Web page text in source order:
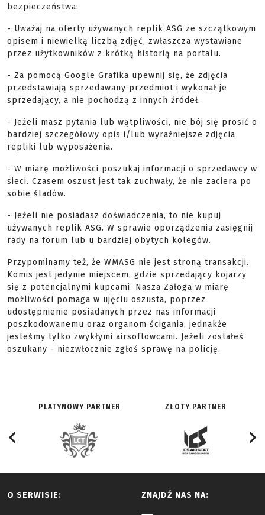
bezpieczeństwa:
- Uważaj na oferty używanych replik ASG ze szczątkowym
opisem i niewielką liczbą zdjęć, zwłaszcza wystawiane
przez użytkowników z krótką historią na portalu.
- Za pomocą Google Grafika upewnij się, że zdjęcia
przedstawiają sprzedawany przedmiot i wykonał je
sprzedający, a nie pochodzą z innych źródeł.
- Jeżeli masz pytania lub wątpliwości, nie bój się prosić o
bardziej szczegółowy opis i/lub wyraźniejsze zdjęcia
repliki lub wyposażenia.
- W miarę możliwości poszukaj informacji o sprzedawcy w
sieci. Czasem oszust jest tak zuchwały, że nie zaciera po
sobie śladów.
- Jeżeli nie posiadasz doświadczenia, to nie kupuj
używanych replik ASG. W sprawie oporządzenia zasięgnij
rady na forum lub u bardziej obytych kolegów.
Przypominamy też, że WMASG nie jest stroną transakcji.
Komis jest jedynie miejscem, gdzie sprzedający kojarzy
się z potencjalnymi kupcami. Nasza Załoga w miarę
możliwości pomaga w ujęciu oszusta, poprzez
udostępnienie posiadanych przez nas informacji
poszkodowanemu oraz organom ścigania, jednakże
jesteśmy tylko zwykłymi airsoftowcami. Jeżeli zostałeś
oszukany - niezwłocznie zgłoś sprawę na policję.
PLATYNOWY PARTNER ZŁOTY PARTNER
O SERWISIE: ZNAJDŹ NAS NA: